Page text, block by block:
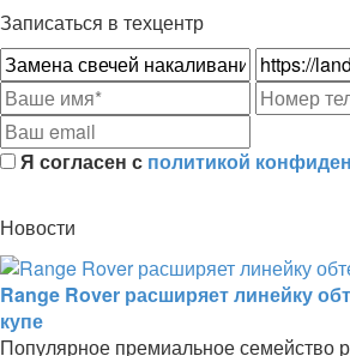
Записаться в техцентр
Я согласен с политикой
Новости
Range Rover расширяет линейку
купе
Популярное премиальное семейство